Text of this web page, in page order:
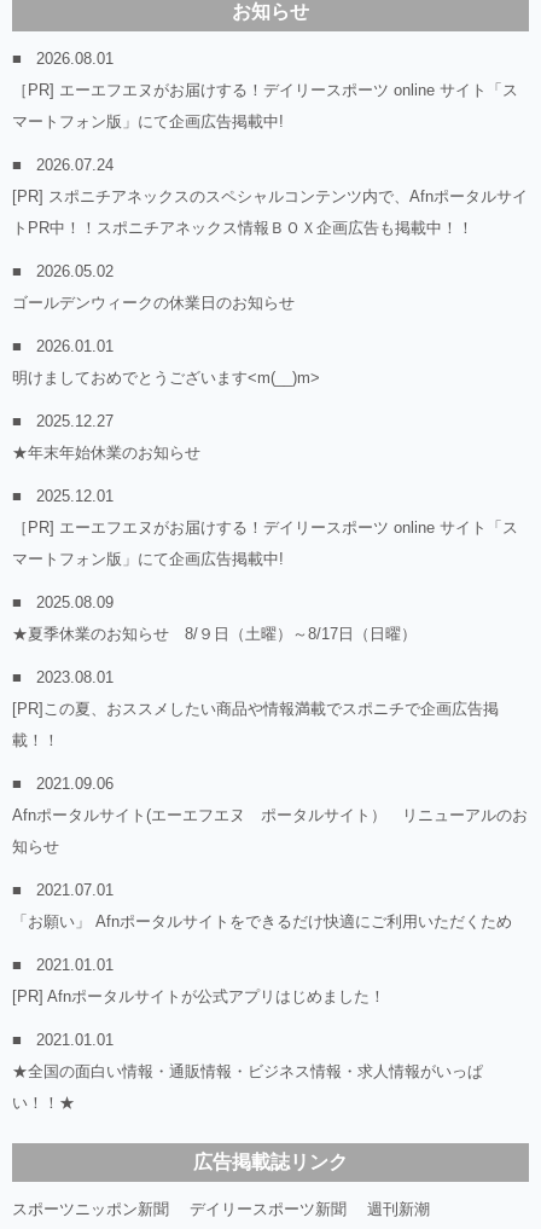
お知らせ
2026.08.01
［PR] エーエフエヌがお届けする！デイリースポーツ online サイト「ス
マートフォン版」にて企画広告掲載中!
2026.07.24
[PR] スポニチアネックスのスペシャルコンテンツ内で、Afnポータルサイ
トPR中！！スポニチアネックス情報ＢＯＸ企画広告も掲載中！！
2026.05.02
ゴールデンウィークの休業日のお知らせ
2026.01.01
明けましておめでとうございます<m(__)m>
2025.12.27
★年末年始休業のお知らせ
2025.12.01
［PR] エーエフエヌがお届けする！デイリースポーツ online サイト「ス
マートフォン版」にて企画広告掲載中!
2025.08.09
★夏季休業のお知らせ 8/９日（土曜）～8/17日（日曜）
2023.08.01
[PR]この夏、おススメしたい商品や情報満載でスポニチで企画広告掲
載！！
2021.09.06
Afnポータルサイト(エーエフエヌ ポータルサイト） リニューアルのお
知らせ
2021.07.01
「お願い」 Afnポータルサイトをできるだけ快適にご利用いただくため
2021.01.01
[PR] Afnポータルサイトが公式アプリはじめました！
2021.01.01
★全国の面白い情報・通販情報・ビジネス情報・求人情報がいっぱ
い！！★
広告掲載誌リンク
スポーツニッポン新聞 デイリースポーツ新聞 週刊新潮